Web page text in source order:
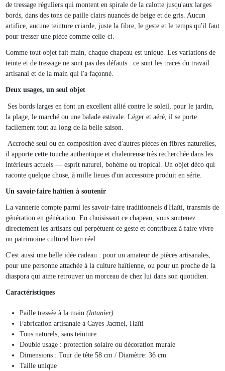
de tressage réguliers qui montent en spirale de la calotte jusqu'aux larges
bords, dans des tons de paille clairs nuancés de beige et de gris. Aucun
artifice, aucune teinture criarde, juste la fibre, le geste et le temps qu'il faut
pour tresser une pièce comme celle-ci.
Comme tout objet fait main, chaque chapeau est unique. Les variations de
teinte et de tressage ne sont pas des défauts : ce sont les traces du travail
artisanal et de la main qui l'a façonné.
Deux usages, un seul objet
Ses bords larges en font un excellent allié contre le soleil, pour le jardin,
la plage, le marché ou une balade estivale. Léger et aéré, il se porte
facilement tout au long de la belle saison.
Accroché seul ou en composition avec d'autres pièces en fibres naturelles,
il apporte cette touche authentique et chaleureuse très recherchée dans les
intérieurs actuels — esprit naturel, bohème ou tropical. Un objet déco qui
raconte quelque chose, à mille lieues d'un accessoire produit en série.
Un savoir-faire haïtien à soutenir
La vannerie compte parmi les savoir-faire traditionnels d'Haïti, transmis de
génération en génération. En choisissant ce chapeau, vous soutenez
directement les artisans qui perpétuent ce geste et contribuez à faire vivre
un patrimoine culturel bien réel.
C'est aussi une belle idée cadeau : pour un amateur de pièces artisanales,
pour une personne attachée à la culture haïtienne, ou pour un proche de la
diaspora qui aime retrouver un morceau de chez lui dans son quotidien.
Caractéristiques
Paille tressée à la main (latanier)
Fabrication artisanale à Cayes-Jacmel, Haïti
Tons naturels, sans teinture
Double usage : protection solaire ou décoration murale
Dimensions : Tour de tête 58 cm / Diamètre: 36 cm
Taille unique